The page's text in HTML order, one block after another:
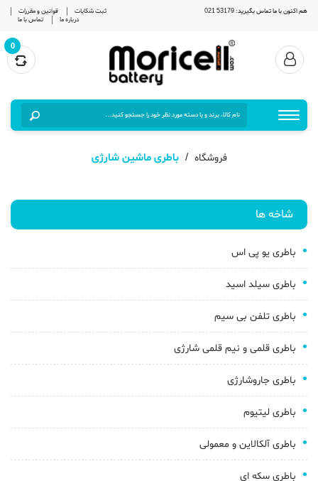
هم اکنون با ما تماس بگیرید: 53179 021 ثبت شکایات
قوانین و مقررات
درباره ما
تماس با ما
0
فروشگاه باطری ماشین شارژی
شاخه ها
باطری یو پی اس
باطری سیلد اسید
باطری تلفن بی سیم
باطری قلمی و نیم قلمی شارژی
باطری جاروشارژی
باطری لیتیوم
باطری آلکالاین و معمولی
باطری سکه ای